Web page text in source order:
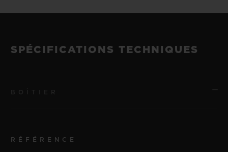
SPÉCIFICATIONS TECHNIQUES
RÉFÉRENCE